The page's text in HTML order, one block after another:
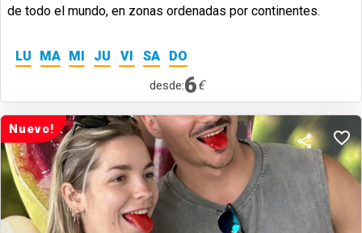
de todo el mundo, en zonas ordenadas por continentes.
LU MA MI JU VI SA DO
desde:6€
Nuevo!